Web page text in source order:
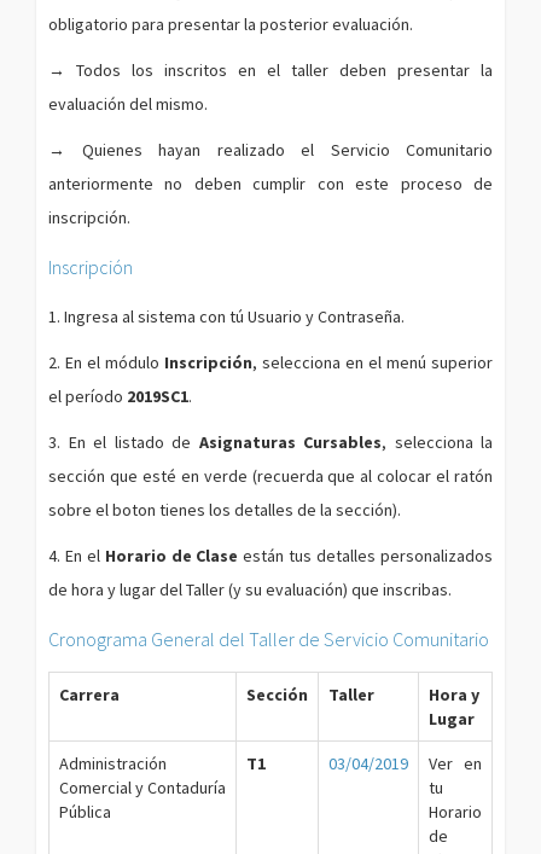
obligatorio para presentar la posterior evaluación.
→
Todos los inscritos en el taller deben presentar la
evaluación del mismo.
→
Quienes hayan realizado el Servicio Comunitario
anteriormente no deben cumplir con este proceso de
inscripción.
Inscripción
1. Ingresa al sistema con tú Usuario y Contraseña.
2. En el módulo Inscripción, selecciona en el menú superior
el período 2019SC1.
3. En el listado de Asignaturas Cursables, selecciona la
sección que esté en verde (recuerda que al colocar el ratón
sobre el boton tienes los detalles de la sección).
4. En el Horario de Clase están tus detalles personalizados
de hora y lugar del Taller (y su evaluación) que inscribas.
Cronograma General del Taller de Servicio Comunitario
Carrera Sección Taller
Hora y
Lugar
Administración
Comercial y Contaduría
Pública
T1 03/04/2019
Ver en
tu
Horario
de